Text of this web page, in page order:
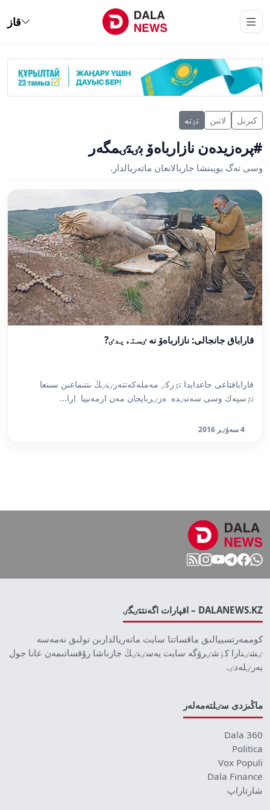
قاز
كىرىل لاتىن تٶتە
#پرەزيدەن نازارباەۆ بٸتٸمگەر
وسى تەگ بويىنشا جاريالانعان ماتەريالدار.
قاراباق جانجالى: نازارباەۆ نە ٸستەيدٸ?
قاراباقتاعى جاعدايدا تٷركٸ مەملەكەتتەرٸنٸڭ ىنتىماعىن سىنعا
تٷسپەك وسى سەنبٸدە ەزٸربايجان مەن ارمەنييا ارا...
4 سەۋٸر 2016
DALANEWS.KZ – اقپارات اگەنتتٸگٸ
كوممەرتسييالىق ماقساتتا سايت ماتەريالدارىن تولىق نەمەسە
ٸشٸنارا كٶشٸرۋگە سايت يەسٸنٸڭ جازباشا رۇقساتىمەن عانا جول
بەرٸلەدٸ.
ماڭىزدى سٸلتەمەلەر
Dala 360
Politica
Vox Populi
Dala Finance
شارتاراپ